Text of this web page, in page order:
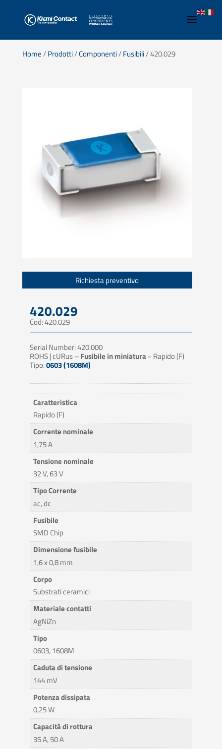
Home/Prodotti/Componenti/Fusibili/ 420.029
Richiesta preventivo
420.029
Cod: 420.029
Serial Number: 420.000
ROHS | cURus –Fusibile in miniatura ~ Rapido (F)
Tipo:0603 (1608M)
Caratteristica
Rapido (F)
Corrente nominale
1,75 A
Tensione nominale
32 V, 63 V
Tipo Corrente
ac, dc
Fusibile
SMD Chip
Dimensione fusibile
1,6 x 0,8 mm
Corpo
Substrati ceramici
Materiale contatti
AgNiZn
Tipo
0603, 1608M
Caduta di tensione
144 mV
Potenza dissipata
0,25 W
Capacità di rottura
35 A, 50 A